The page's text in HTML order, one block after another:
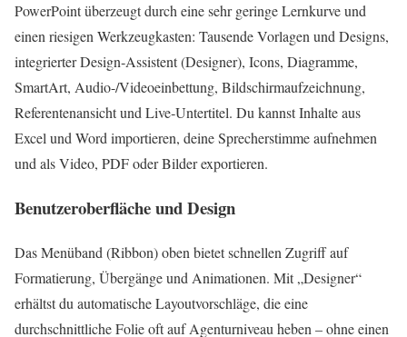
PowerPoint überzeugt durch eine sehr geringe Lernkurve und
einen riesigen Werkzeugkasten: Tausende Vorlagen und Designs,
integrierter Design‑Assistent (Designer), Icons, Diagramme,
SmartArt, Audio-/Videoeinbettung, Bildschirmaufzeichnung,
Referentenansicht und Live‑Untertitel. Du kannst Inhalte aus
Excel und Word importieren, deine Sprecherstimme aufnehmen
und als Video, PDF oder Bilder exportieren.
Benutzeroberfläche und Design
Das Menüband (Ribbon) oben bietet schnellen Zugriff auf
Formatierung, Übergänge und Animationen. Mit „Designer“
erhältst du automatische Layoutvorschläge, die eine
durchschnittliche Folie oft auf Agenturniveau heben – ohne einen